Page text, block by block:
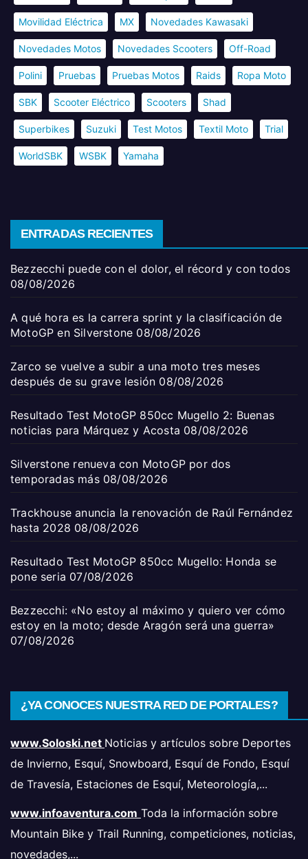
Movilidad Eléctrica MX Novedades Kawasaki
Novedades Motos Novedades Scooters Off-Road
Polini Pruebas Pruebas Motos Raids Ropa Moto
SBK Scooter Eléctrico Scooters Shad
Superbikes Suzuki Test Motos Textil Moto Trial
WorldSBK WSBK Yamaha
ENTRADAS RECIENTES
Bezzecchi puede con el dolor, el récord y con todos
08/08/2026
A qué hora es la carrera sprint y la clasificación de
MotoGP en Silverstone 08/08/2026
Zarco se vuelve a subir a una moto tres meses
después de su grave lesión 08/08/2026
Resultado Test MotoGP 850cc Mugello 2: Buenas
noticias para Márquez y Acosta 08/08/2026
Silverstone renueva con MotoGP por dos
temporadas más 08/08/2026
Trackhouse anuncia la renovación de Raúl Fernández
hasta 2028 08/08/2026
Resultado Test MotoGP 850cc Mugello: Honda se
pone seria 07/08/2026
Bezzecchi: «No estoy al máximo y quiero ver cómo
estoy en la moto; desde Aragón será una guerra»
07/08/2026
¿YA CONOCES NUESTRA RED DE PORTALES?
www.Soloski.net Noticias y artículos sobre Deportes
de Invierno, Esquí, Snowboard, Esquí de Fondo, Esquí
de Travesía, Estaciones de Esquí, Meteorología,...
www.infoaventura.com Toda la información sobre
Mountain Bike y Trail Running, competiciones, noticias,
novedades,...